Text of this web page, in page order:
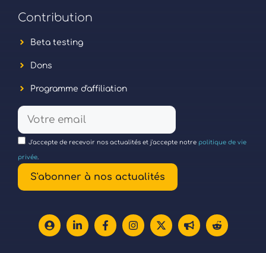
Contribution
Beta testing
Dons
Programme d'affiliation
J'accepte de recevoir nos actualités et j'accepte notre politique de vie
privée
S'abonner à nos actualités